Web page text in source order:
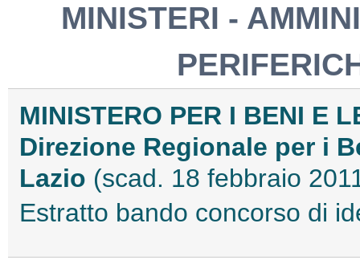
MINISTERI -
MINISTERO PER I BENI E
Direzione Regionale per i
Lazio (scad. 18 febbraio
Estratto bando concorso di